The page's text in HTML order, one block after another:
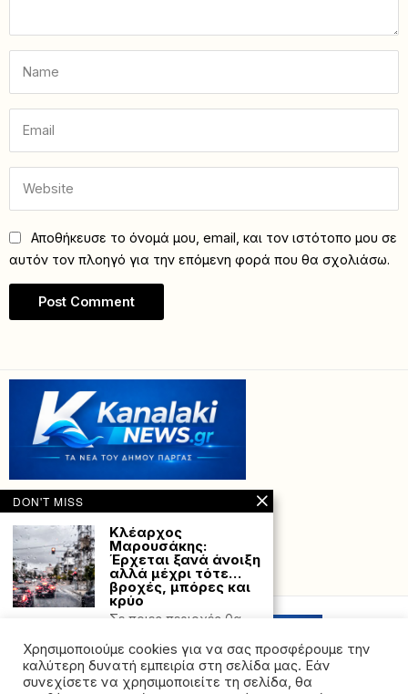
Αποθήκευσε το όνομά μου, email, και τον ιστότοπο μου σε
αυτόν τον πλοηγό για την επόμενη φορά που θα σχολιάσω.
Powered with by Hostville”)
Χρησιμοποιούμε cookies για να σας προσφέρουμε την
καλύτερη δυνατή εμπειρία στη σελίδα μας. Εάν
συνεχίσετε να χρησιμοποιείτε τη σελίδα, θα
DON'T MISS
Κλέαρχος
Μαρουσάκης:
Έρχεται ξανά άνοιξη
αλλά μέχρι τότε…
βροχές, μπόρες και
κρύο
Σε ποιες περιοχές θα
φαινόμενα και το
Πολύ υψηλός